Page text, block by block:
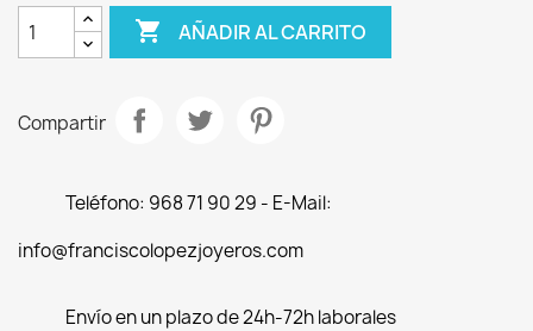
 AÑADIR AL CARRITO
Compartir
Teléfono: 968 71 90 29 - E-Mail:
info@franciscolopezjoyeros.com
Envío en un plazo de 24h-72h laborales